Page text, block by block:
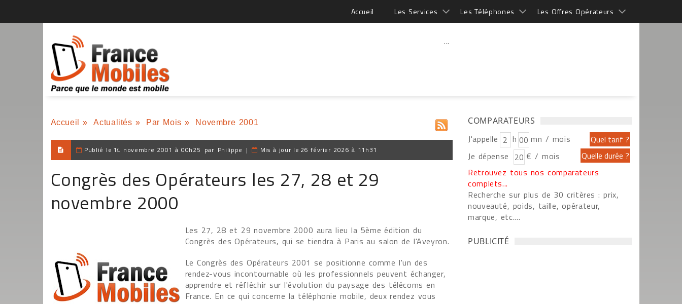
Accueil Les Services Les Téléphones Les Offres Opérateurs
...
Accueil » Actualités » Par Mois » Novembre 2001
Publié le 14 novembre 2001 à 00h25 par Philippe | Mis à jour le 26 février 2026 à 11h31
Congrès des Opérateurs les 27, 28 et 29
novembre 2000
Les 27, 28 et 29 novembre 2000 aura lieu la 5ème édition du
Congrès des Opérateurs, qui se tiendra à Paris au salon de l'Aveyron.
Le Congrès des Opérateurs 2001 se positionne comme l'un des
rendez-vous incontournable où les professionnels peuvent échanger,
apprendre et réfléchir sur l'évolution du paysage des télécoms en
France. En ce qui concerne la téléphonie mobile, deux rendez vous
COMPARATEURS
J'appelle h
mn / mois
Je dépense
€ / mois
Retrouvez tous nos comparateurs
complets...
Recherche sur plus de 30 critères : prix,
nouveauté, poids, taille, opérateur,
marque, etc....
PUBLICITÉ